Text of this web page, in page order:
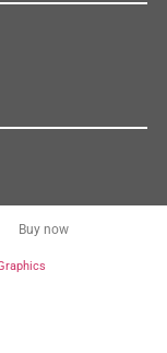
Buy now